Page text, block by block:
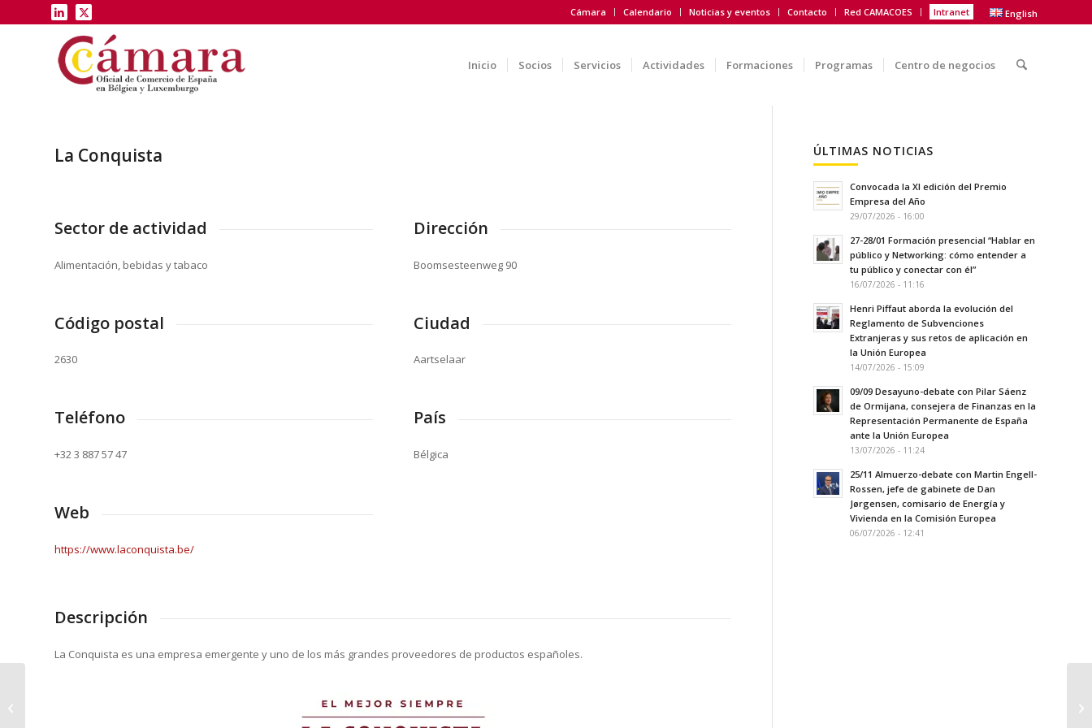
Cámara Calendario Noticias y eventos Contacto Red CAMACOES Intranet English
Inicio Socios Servicios Actividades Formaciones Programas Centro de negocios
La Conquista
Sector de actividad
Alimentación, bebidas y tabaco
Código postal
2630
Teléfono
+32 3 887 57 47
Web
https://www.laconquista.be/
Dirección
Boomsesteenweg 90
Ciudad
Aartselaar
País
Bélgica
Descripción
La Conquista es una empresa emergente y uno de los más grandes proveedores de productos españoles.
ÚLTIMAS NOTICIAS
Convocada la XI edición del Premio
Empresa del Año
29/07/2026 - 16:00
27-28/01 Formación presencial “Hablar en
público y Networking: cómo entender a
tu público y conectar con él”
16/07/2026 - 11:16
Henri Piffaut aborda la evolución del
Reglamento de Subvenciones
Extranjeras y sus retos de aplicación en
la Unión Europea
14/07/2026 - 15:09
09/09 Desayuno-debate con Pilar Sáenz
de Ormijana, consejera de Finanzas en la
Representación Permanente de España
ante la Unión Europea
13/07/2026 - 11:24
25/11 Almuerzo-debate con Martin Engell-
Rossen, jefe de gabinete de Dan
Jørgensen, comisario de Energía y
Vivienda en la Comisión Europea
06/07/2026 - 12:41